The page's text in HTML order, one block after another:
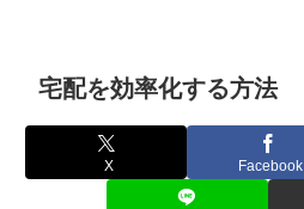
宅配を効率化する方法
X Facebook